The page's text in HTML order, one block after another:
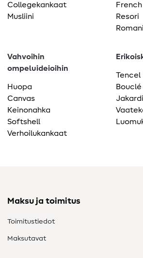
Collegekankaat
Musliini
Resori
Vahvoihin
ompeluideioihin
Huopa
Canvas
Keinonahka
Softshell
Verhoilukankaat
Tencel
Bouclé
Jakardi
Maksu ja toimitus
Toimitustiedot
Maksutavat